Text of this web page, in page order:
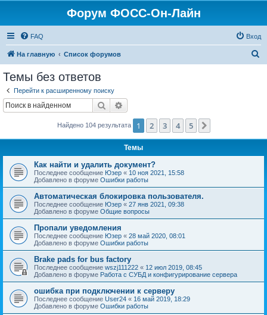
Форум ФОСС-Он-Лайн
FAQ Вход
На главную Список форумов
Темы без ответов
Перейти к расширенному поиску
Поиск
Найдено 104 результата 1 2 3 4 5
Темы
Как найти и удалить документ?
Последнее сообщение Юзер « 10 ноя 2021, 15:58
Добавлено в форуме Ошибки работы
Автоматическая блокировка пользователя.
Последнее сообщение Юзер « 27 янв 2021, 09:38
Добавлено в форуме Общие вопросы
Пропали уведомления
Последнее сообщение Юзер « 28 май 2020, 08:01
Добавлено в форуме Ошибки работы
Brake pads for bus factory
Последнее сообщение wszj111222 « 12 июл 2019, 08:45
Добавлено в форуме Работа с СУБД и конфигурирование сервера
ошибка при подключении к серверу
Последнее сообщение User24 « 16 май 2019, 18:29
Добавлено в форуме Ошибки работы